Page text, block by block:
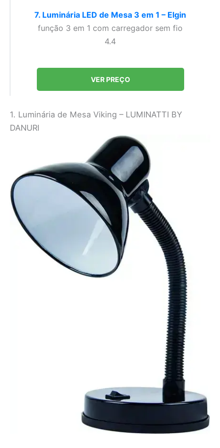
7. Luminária LED de Mesa 3 em 1 – Elgin
função 3 em 1 com carregador sem fio
4.4
VER PREÇO
1. Luminária de Mesa Viking – LUMINATTI BY
DANURI